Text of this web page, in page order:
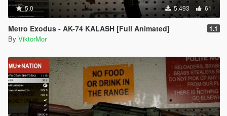
5.0 5.493 61
Metro Exodus - AK-74 KALASH [Full Animated] 1.1
By ViktorMor